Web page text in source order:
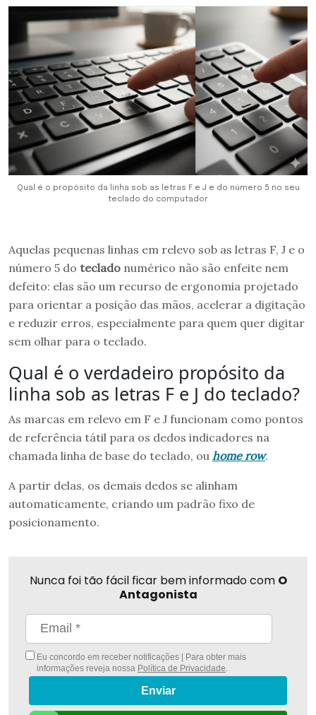
Qual é o propósito da linha sob as letras F e J e do número 5 no seu
teclado do computador
Aquelas pequenas linhas em relevo sob as letras F, J e o
número 5 do teclado numérico não são enfeite nem
defeito: elas são um recurso de ergonomia projetado
para orientar a posição das mãos, acelerar a digitação
e reduzir erros, especialmente para quem quer digitar
sem olhar para o teclado.
Qual é o verdadeiro propósito da
linha sob as letras F e J do teclado?
As marcas em relevo em F e J funcionam como pontos
de referência tátil para os dedos indicadores na
chamada linha de base do teclado, ou home row.
A partir delas, os demais dedos se alinham
automaticamente, criando um padrão fixo de
posicionamento.
Nunca foi tão fácil ficar bem informado com O
Antagonista
Eu concordo em receber notificações | Para obter mais
informações reveja nossa Política de Privacidade
Enviar